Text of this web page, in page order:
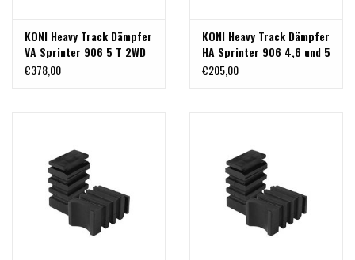
KONI Heavy Track Dämpfer
VA Sprinter 906 5 T 2WD
€378,00
KONI Heavy Track Dämpfer
HA Sprinter 906 4,6 und 5
T 2WD (1 Stück)
€205,00